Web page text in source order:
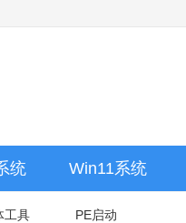
统 Win11系统
工具 PE启动